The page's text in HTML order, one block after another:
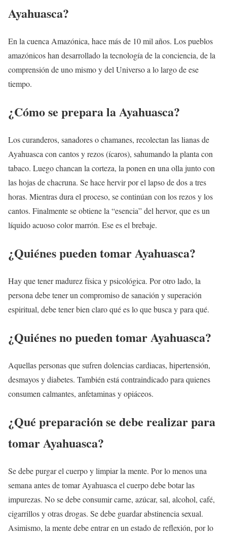
Ayahuasca?
En la cuenca Amazónica, hace más de 10 mil años. Los pueblos
amazónicos han desarrollado la tecnología de la conciencia, de la
comprensión de uno mismo y del Universo a lo largo de ese
tiempo.
¿Cómo se prepara la Ayahuasca?
Los curanderos, sanadores o chamanes, recolectan las lianas de
Ayahuasca con cantos y rezos (ícaros), sahumando la planta con
tabaco. Luego chancan la corteza, la ponen en una olla junto con
las hojas de chacruna. Se hace hervir por el lapso de dos a tres
horas. Mientras dura el proceso, se continúan con los rezos y los
cantos. Finalmente se obtiene la “esencia” del hervor, que es un
líquido acuoso color marrón. Ese es el brebaje.
¿Quiénes pueden tomar Ayahuasca?
Hay que tener madurez física y psicológica. Por otro lado, la
persona debe tener un compromiso de sanación y superación
espiritual, debe tener bien claro qué es lo que busca y para qué.
¿Quiénes no pueden tomar Ayahuasca?
Aquellas personas que sufren dolencias cardiacas, hipertensión,
desmayos y diabetes. También está contraindicado para quienes
consumen calmantes, anfetaminas y opiáceos.
¿Qué preparación se debe realizar para
tomar Ayahuasca?
Se debe purgar el cuerpo y limpiar la mente. Por lo menos una
semana antes de tomar Ayahuasca el cuerpo debe botar las
impurezas. No se debe consumir carne, azúcar, sal, alcohol, café,
cigarrillos y otras drogas. Se debe guardar abstinencia sexual.
Asimismo, la mente debe entrar en un estado de reflexión, por lo